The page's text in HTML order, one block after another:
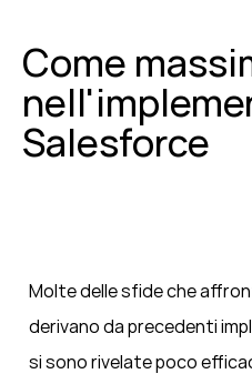
Come
Salesforce
Molte delle sfide che
derivano da precedenti
si sono rivelate poco